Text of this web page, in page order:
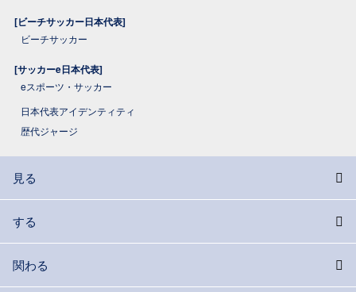
[ビーチサッカー日本代表]
ビーチサッカー
[サッカーe日本代表]
eスポーツ・サッカー
日本代表アイデンティティ
歴代ジャージ
見る
する
関わる